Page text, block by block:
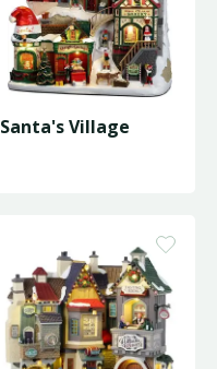
Santa's Village